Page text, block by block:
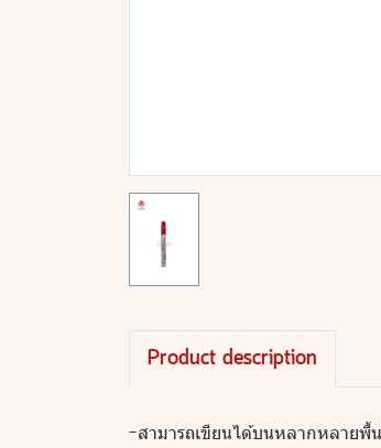
Product description
-สามารถเขียนได้บนหลากหลายพื้